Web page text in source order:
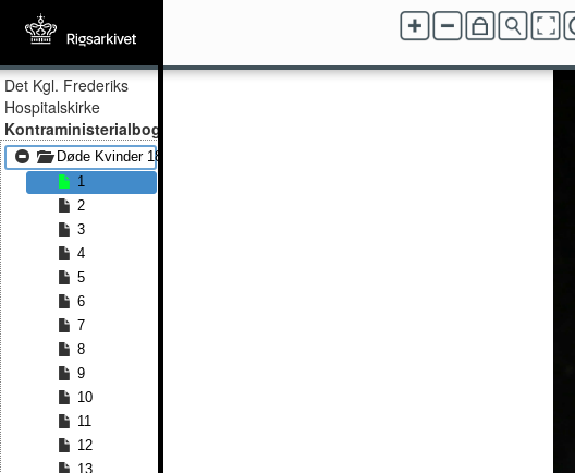
Det Kgl. Frederiks
Hospitalskirke
Kontraministerialbog
Døde Kvinder 1831 - Døde Kvinder 1839
1
2
3
4
5
6
7
8
9
10
11
12
13